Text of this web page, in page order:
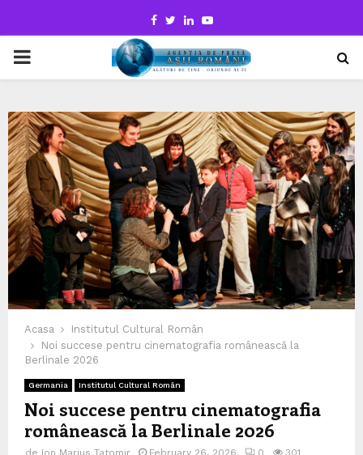
Facebook
TwitterLinkedinYoutube
PRIMARY
Acasa
Institutul Cultural Român
Noi succese pentru cinematografia românească la
Berlinale 2026
Germania Institutul Cultural Român
Noi succese pentru cinematografia
românească la Berlinale 2026
de Ion Marius Tatomir February 26, 2026 0 301